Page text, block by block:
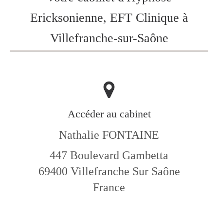
Ericksonienne, EFT Clinique à
Villefranche-sur-Saône
Accéder au cabinet
Nathalie FONTAINE
447 Boulevard Gambetta
69400 Villefranche Sur Saône
France